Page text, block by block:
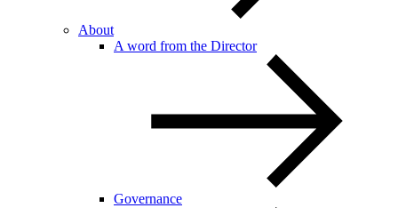
About
A word from the Director
Governance